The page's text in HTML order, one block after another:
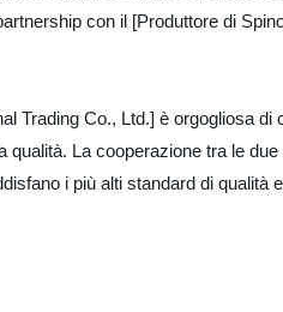
con il [Produttore di
Trading Co., Ltd.] è orgogliosa
qualità. La cooperazione tra le
i più alti standard di qualità